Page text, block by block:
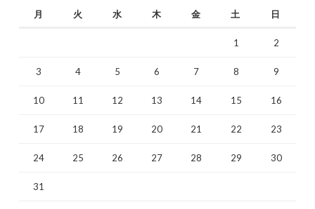
月 火 水 木 金 土 日
1 2
3 4 5 6 7 8 9
10 11 12 13 14 15 16
17 18 19 20 21 22 23
24 25 26 27 28 29 30
31